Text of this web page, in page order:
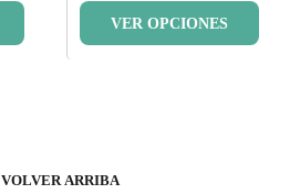
VER OPCIONES
VOLVER ARRIBA